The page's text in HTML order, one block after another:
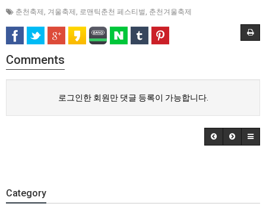
춘천축제 겨울축제 로맨틱춘천 페스티벌 춘천겨울축제
Comments
로그인한 회원만 댓글 등록이 가능합니다.
Category